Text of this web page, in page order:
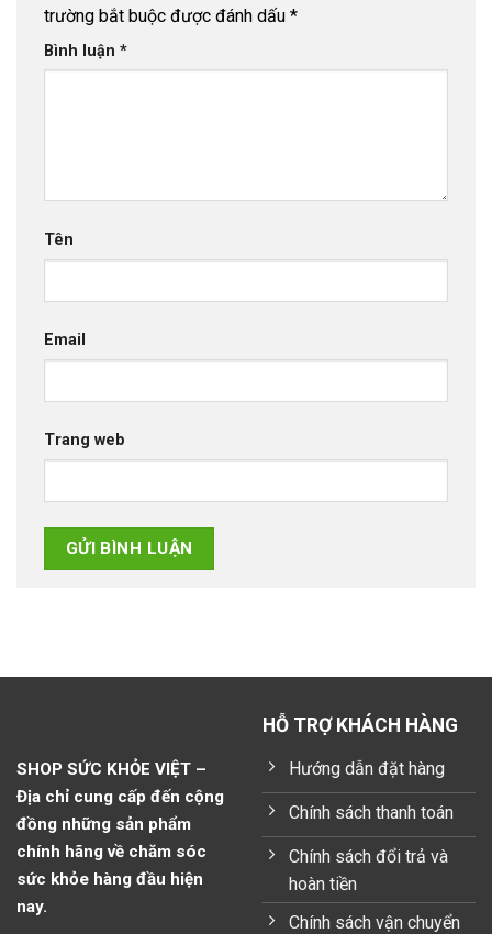
trường bắt buộc được đánh dấu *
Bình luận *
Tên
Email
Trang web
SHOP SỨC KHỎE VIỆT –
Địa chỉ cung cấp đến cộng
đồng những sản phẩm
chính hãng về chăm sóc
sức khỏe hàng đầu hiện
nay.
HỖ TRỢ KHÁCH HÀNG
Hướng dẫn đặt hàng
Chính sách thanh toán
Chính sách đổi trả và
hoàn tiền
Chính sách vận chuyển